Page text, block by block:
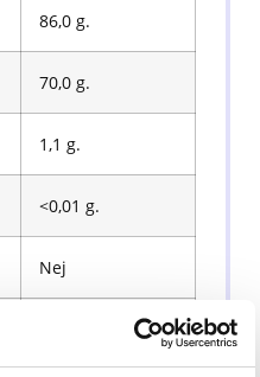
86,0 g.
70,0 g.
1,1 g.
<0,01 g.
Nej